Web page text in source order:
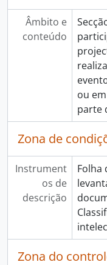
Âmbito e
conteúdo
ou
parte
Zona de
Instrument
os de
descrição
Folha
Zona do